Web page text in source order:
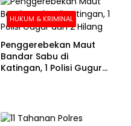
HUKUM & KRIMINAL
Penggerebekan Maut
Bandar Sabu di
Katingan, 1 Polisi Gugur